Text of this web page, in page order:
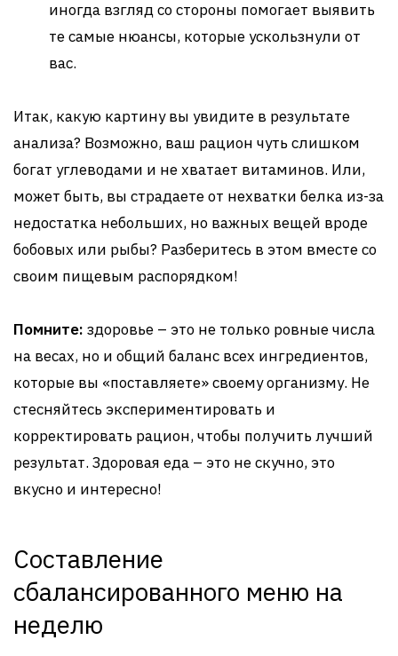
иногда взгляд со стороны помогает выявить
те самые нюансы, которые ускользнули от
вас.
Итак, какую картину вы увидите в результате
анализа? Возможно, ваш рацион чуть слишком
богат углеводами и не хватает витаминов. Или,
может быть, вы страдаете от нехватки белка из-за
недостатка небольших, но важных вещей вроде
бобовых или рыбы? Разберитесь в этом вместе со
своим пищевым распорядком!
Помните: здоровье – это не только ровные числа
на весах, но и общий баланс всех ингредиентов,
которые вы «поставляете» своему организму. Не
стесняйтесь экспериментировать и
корректировать рацион, чтобы получить лучший
результат. Здоровая еда – это не скучно, это
вкусно и интересно!
Составление
сбалансированного меню на
неделю